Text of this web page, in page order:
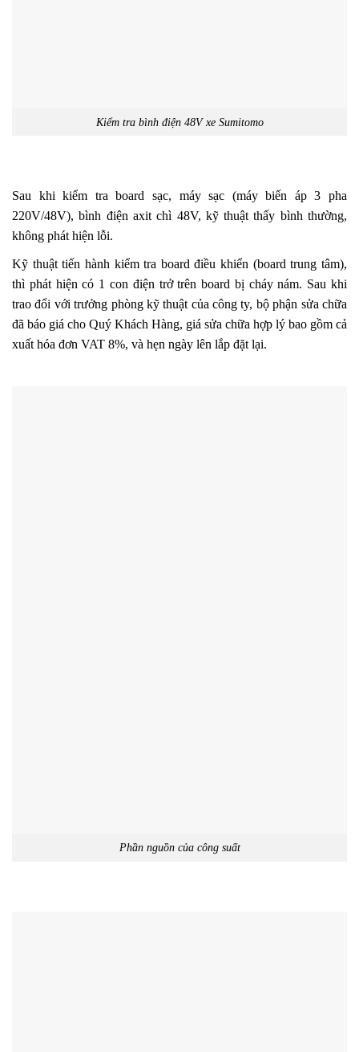
Kiểm tra bình điện 48V xe Sumitomo
Sau khi kiểm tra board sạc, máy sạc (máy biến áp 3 pha
220V/48V), bình điện axit chì 48V, kỹ thuật thấy bình thường,
không phát hiện lỗi.
Kỹ thuật tiến hành kiểm tra board điều khiển (board trung tâm),
thì phát hiện có 1 con điện trở trên board bị cháy nám. Sau khi
trao đổi với trưởng phòng kỹ thuật của công ty, bộ phận sửa chữa
đã báo giá cho Quý Khách Hàng, giá sửa chữa hợp lý bao gồm cả
xuất hóa đơn VAT 8%, và hẹn ngày lên lắp đặt lại.
Phần nguồn của công suất